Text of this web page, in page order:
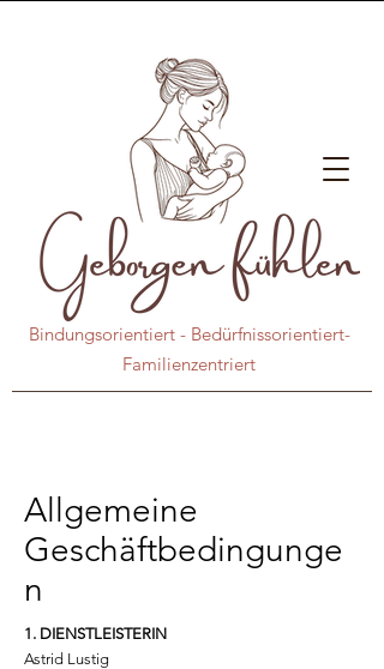
Bindungsorientiert - Bedürfnissorientiert-
Familienzentriert
Allgemeine
Geschäftbedingunge
n
1. DIENSTLEISTERIN
Astrid Lustig